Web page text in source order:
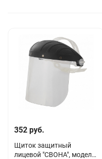
352 руб.
Щиток защитный
лицевой "СВОНА", модель